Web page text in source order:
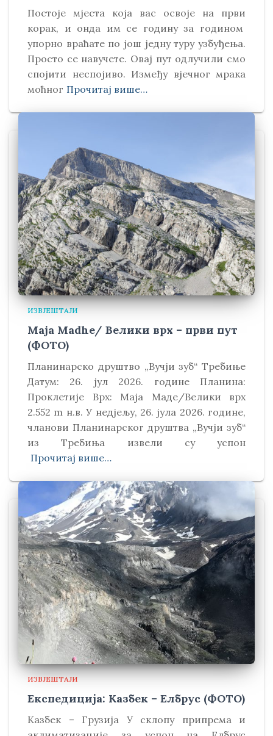
Постоје мјеста која вас освоје на први
корак, и онда им се годину за годином
упорно враћате по још једну туру узбуђења.
Просто се навучете. Овај пут одлучили смо
спојити неспојиво. Између вјечног мрака
моћног Прочитај више…
ИЗВЈЕШТАЈИ
Maja Madhe/ Велики врх – први пут
(ФОТО)
Планинарско друштво „Вучји зуб“ Требиње
Датум: 26. јул 2026. године Планина:
Проклетије Врх: Маја Маде/Велики врх
2.552 m н.в. У недјељу, 26. јула 2026. године,
чланови Планинарског друштва „Вучји зуб“
из Требиња извели су успон
Прочитај више…
ИЗВЈЕШТАЈИ
Експедиција: Казбек – Елбрус (ФОТО)
Kазбек – Грузија У склопу припрема и